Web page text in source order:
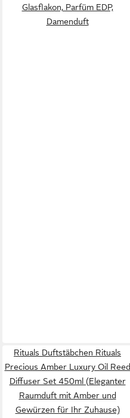
Glasflakon, Parfüm EDP,
Damenduft
Rituals Duftstäbchen Rituals
Precious Amber Luxury Oil Reed
Diffuser Set 450ml (Eleganter
Raumduft mit Amber und
Gewürzen für Ihr Zuhause)